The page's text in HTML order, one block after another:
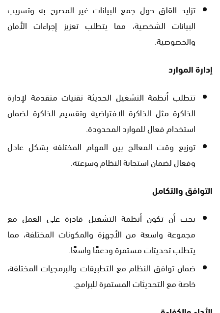
تزايد القلق حول جمع البيانات غير المصرح به وتسريب
البيانات الشخصية، مما يتطلب تعزيز إجراءات الأمان
والخصوصية.
إدارة الموارد
تتطلب أنظمة التشغيل الحديثة تقنيات متقدمة لإدارة
الذاكرة مثل الذاكرة الافتراضية وتقسيم الذاكرة لضمان
استخدام فعال للموارد المحدودة.
توزيع وقت المعالج بين المهام المختلفة بشكل عادل
وفعال لضمان استجابة النظام وسرعته.
التوافق والتكامل
يجب أن تكون أنظمة التشغيل قادرة على العمل مع
مجموعة واسعة من الأجهزة والمكونات المختلفة، مما
يتطلب تحديثات مستمرة ودعمًا واسعًا.
ضمان توافق النظام مع التطبيقات والبرمجيات المختلفة،
خاصة مع التحديثات المستمرة للبرامج.